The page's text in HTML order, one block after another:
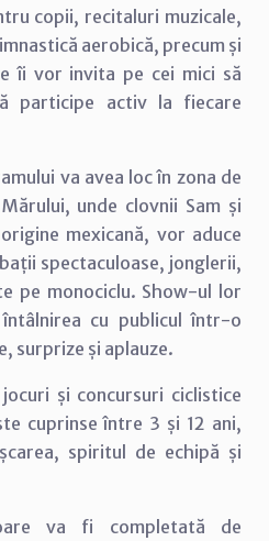
copii, recitaluri muzicale,
aerobică, precum și
îi vor invita pe cei mici să
participe activ la fiecare
va avea loc în zona de
unde clovnii Sam și
mexicană, vor aduce
spectaculoase, jonglerii,
pe monociclu. Show-ul lor
cu publicul într-o
surprize și aplauze.
și concursuri ciclistice
cuprinse între 3 și 12 ani,
spiritul de echipă și
va fi completată de